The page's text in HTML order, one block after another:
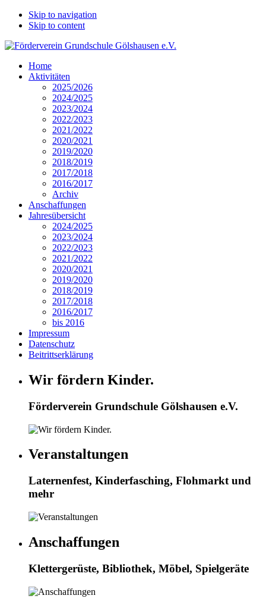
Skip to navigation
Skip to content
Home
Aktivitäten
2025/2026
2024/2025
2023/2024
2022/2023
2021/2022
2020/2021
2019/2020
2018/2019
2017/2018
2016/2017
Archiv
Anschaffungen
Jahresübersicht
2024/2025
2023/2024
2022/2023
2021/2022
2020/2021
2019/2020
2018/2019
2017/2018
2016/2017
bis 2016
Impressum
Datenschutz
Beitrittserklärung
Wir fördern Kinder.
Förderverein Grundschule Gölshausen e.V.
Veranstaltungen
Laternenfest, Kinderfasching, Flohmarkt und
mehr
Anschaffungen
Klettergerüste, Bibliothek, Möbel, Spielgeräte